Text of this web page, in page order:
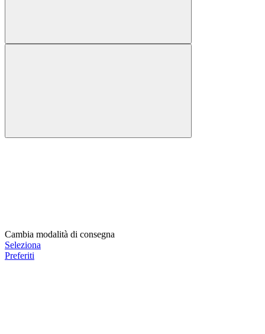
Cambia modalità di consegna
Seleziona
Preferiti